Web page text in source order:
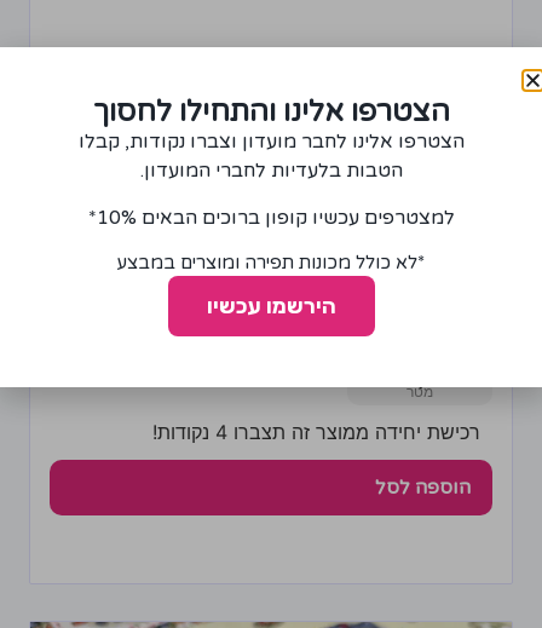
בד אורגנזה שקוף עם תבנית שחורה קטיפתית
−
+
רכישת יחידה ממוצר זה תצברו 4 נקודות!
הוספה לסל
הצטרפו אלינו והתחילו לחסוך
הצטרפו אלינו לחבר מועדון וצברו נקודות, קבלו
הטבות בלעדיות לחברי המועדון.
למצטרפים עכשיו קופון ברוכים הבאים 10%*
*לא כולל מכונות תפירה ומוצרים במבצע
הירשמו עכשיו